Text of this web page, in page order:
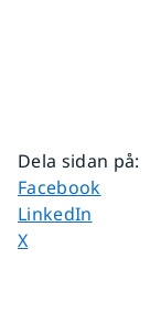
Dela sidan på:
Dela sidan på
Facebook
Dela sidan på
LinkedIn
Dela sidan på
X